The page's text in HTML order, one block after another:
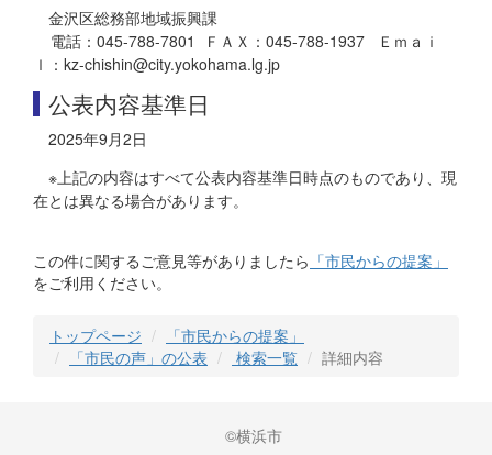
金沢区総務部地域振興課
電話：045-788-7801 ＦＡＸ：045-788-1937 Ｅｍａｉ
ｌ：kz-chishin@city.yokohama.lg.jp
公表内容基準日
2025年9月2日
※上記の内容はすべて公表内容基準日時点のものであり、現
在とは異なる場合があります。
この件に関するご意見等がありましたら 「市民からの提案」
をご利用ください。
トップページ
「市民からの提案」
「市民の声」の公表
検索一覧 詳細内容
©横浜市